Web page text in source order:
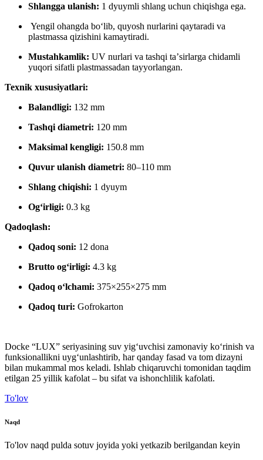
Shlangga ulanish: 1 dyuymli shlang uchun chiqishga ega.
Yengil ohangda boʻlib, quyosh nurlarini qaytaradi va
plastmassa qizishini kamaytiradi.
Mustahkamlik: UV nurlari va tashqi taʼsirlarga chidamli
yuqori sifatli plastmassadan tayyorlangan.
Texnik xususiyatlari:
Balandligi: 132 mm
Tashqi diametri: 120 mm
Maksimal kengligi: 150.8 mm
Quvur ulanish diametri: 80–110 mm
Shlang chiqishi: 1 dyuym
Ogʻirligi: 0.3 kg
Qadoqlash:
Qadoq soni: 12 dona
Brutto ogʻirligi: 4.3 kg
Qadoq oʻlchami: 375×255×275 mm
Qadoq turi: Gofrokarton
Docke “LUX” seriyasining suv yigʻuvchisi zamonaviy ko‘rinish va
funksionallikni uygʻunlashtirib, har qanday fasad va tom dizayni
bilan mukammal mos keladi. Ishlab chiqaruvchi tomonidan taqdim
etilgan 25 yillik kafolat – bu sifat va ishonchlilik kafolati.
To'lov
Naqd
To'lov naqd pulda sotuv joyida yoki yetkazib berilgandan keyin